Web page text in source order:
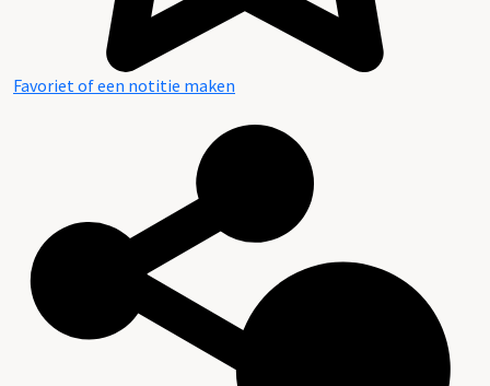
Favoriet of een notitie maken